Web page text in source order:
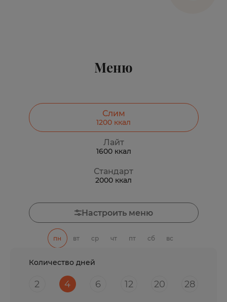
Меню
Слим
1200 ккал
Лайт
1600ккал
Стандарт
2000 ккал
Настроить меню
пн вт ср чт пт сб вс
Количество дней
2 4 6 12 20 28